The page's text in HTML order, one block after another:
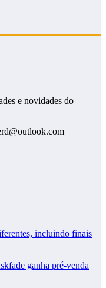
e novidades do
incluindo finais
ganha pré-venda